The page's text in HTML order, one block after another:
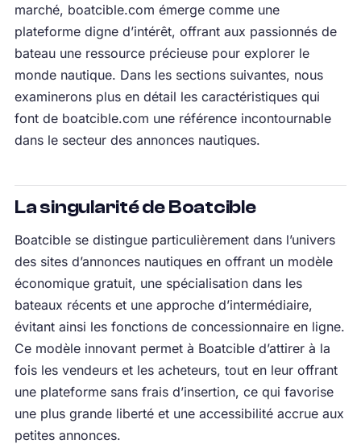
marché, boatcible.com émerge comme une
plateforme digne d’intérêt, offrant aux passionnés de
bateau une ressource précieuse pour explorer le
monde nautique. Dans les sections suivantes, nous
examinerons plus en détail les caractéristiques qui
font de boatcible.com une référence incontournable
dans le secteur des annonces nautiques.
La singularité de Boatcible
Boatcible se distingue particulièrement dans l’univers
des sites d’annonces nautiques en offrant un modèle
économique gratuit, une spécialisation dans les
bateaux récents et une approche d’intermédiaire,
évitant ainsi les fonctions de concessionnaire en ligne.
Ce modèle innovant permet à Boatcible d’attirer à la
fois les vendeurs et les acheteurs, tout en leur offrant
une plateforme sans frais d’insertion, ce qui favorise
une plus grande liberté et une accessibilité accrue aux
petites annonces.